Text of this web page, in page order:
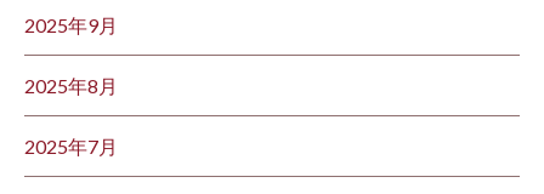
2025年9月
2025年8月
2025年7月